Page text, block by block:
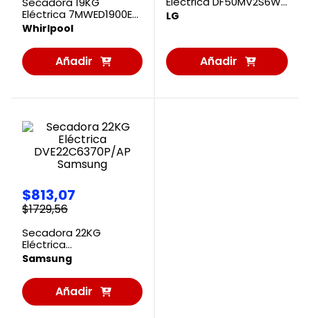
Eléctrica 7MWED1900EW
Whirlpool
Whirlpool
Añadir
al
LG
LG
Añadir
al
$813,07
$1729,56
Secadora 22KG
Eléctrica
DVE22C6370P/AP
Samsung
Samsung
Añadir
al